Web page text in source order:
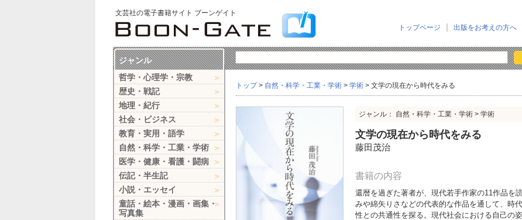
文芸社の電子書籍サイト ブーンゲイト
トップページ 出版をお考えの方へ
トップ> 自然・科学・工業・学術 > 学術 > 文学の現在から時代をみる
ジャンル： 自然・科学・工業・学術 > 学術
文学の現在から時代をみる
藤田茂治
書籍の内容
還暦を過ぎた著者が、現代若手作家の11作品を
みや綿矢りさなどの代表的な作品を通して、時
性との共通性を探る。現代社会における自己の
ジャンル
哲学・心理学・宗教
歴史・戦記
地理・紀行
社会・ビジネス
教育・実用・語学
自然・科学・工業・学術
医学・健康・看護・闘病
伝記・半生記
小説・エッセイ
童話・絵本・漫画・画集・
写真集